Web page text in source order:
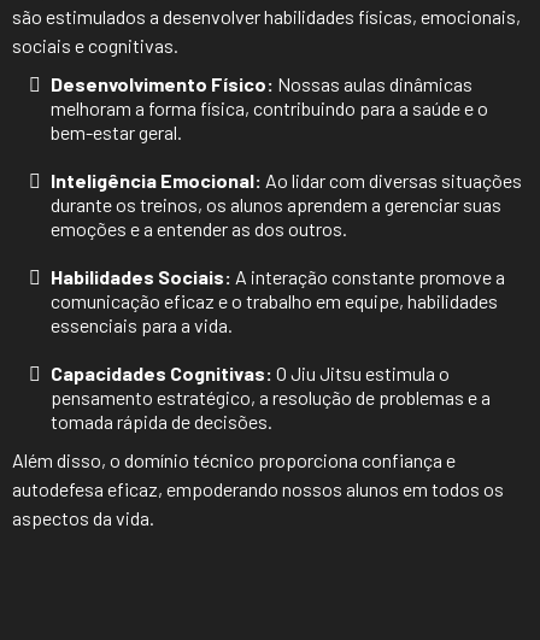
são estimulados a desenvolver habilidades físicas, emocionais,
sociais e cognitivas.
Desenvolvimento Físico: Nossas aulas dinâmicas
melhoram a forma física, contribuindo para a saúde e o
bem-estar geral.
Inteligência Emocional: Ao lidar com diversas situações
durante os treinos, os alunos aprendem a gerenciar suas
emoções e a entender as dos outros.
Habilidades Sociais: A interação constante promove a
comunicação eficaz e o trabalho em equipe, habilidades
essenciais para a vida.
Capacidades Cognitivas: O Jiu Jitsu estimula o
pensamento estratégico, a resolução de problemas e a
tomada rápida de decisões.
Além disso, o domínio técnico proporciona confiança e
autodefesa eficaz, empoderando nossos alunos em todos os
aspectos da vida.